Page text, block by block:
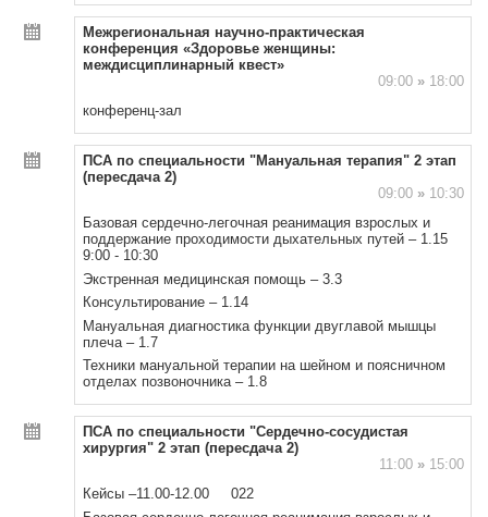
Межрегиональная научно-практическая
конференция «Здоровье женщины:
междисциплинарный квест»
09:00 »18:00
конференц-зал
ПСА по специальности "Мануальная терапия" 2 этап
(пересдача 2)
09:00 »10:30
Базовая сердечно-легочная реанимация взрослых и
поддержание проходимости дыхательных путей – 1.15
9:00 - 10:30
Экстренная медицинская помощь – 3.3
Консультирование – 1.14
Мануальная диагностика функции двуглавой мышцы
плеча – 1.7
Техники мануальной терапии на шейном и поясничном
отделах позвоночника – 1.8
ПСА по специальности "Сердечно-сосудистая
хирургия" 2 этап (пересдача 2)
11:00 »15:00
Кейсы –11.00-12.00 022